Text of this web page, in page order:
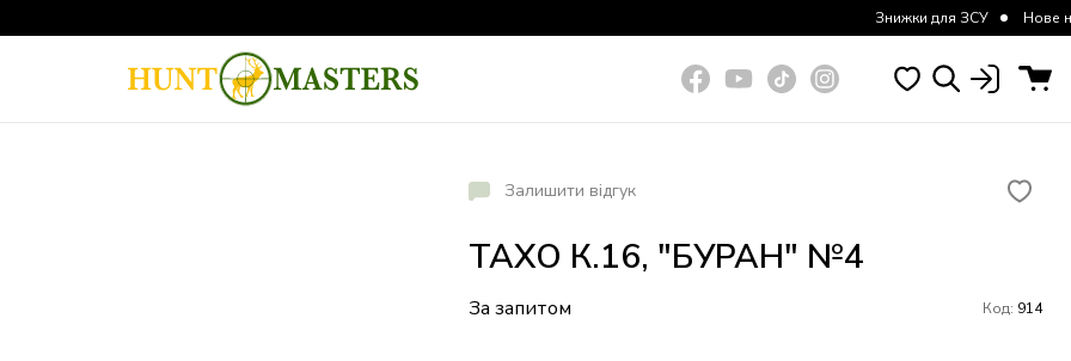
Знижки для ЗСУ Нове
Залишити відгук
ТАХО К.16, "БУРАН" №4
За запитом Код: 914